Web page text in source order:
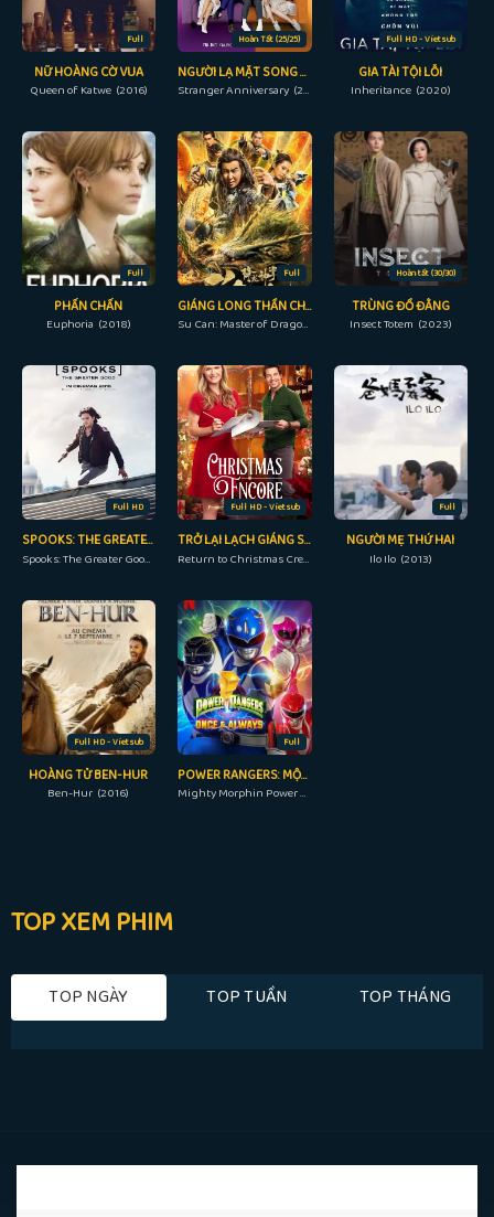
Full
NỮ HOÀNG CỜ VUA
Queen of Katwe (2016)
Hoàn Tất (25/25)
NGƯỜI LẠ MẶT SONG SINH
Stranger Anniversary (2022)
Full HD - Vietsub
GIA TÀI TỘI LỖI
Inheritance (2020)
Full
PHẤN CHẤN
Euphoria (2018)
Full
GIÁNG LONG THẦN CHƯỞNG TÔ KHẤT NHI
Su Can: Master of Dragon-strike Palms (2018)
Hoàn tất (30/30)
TRÙNG ĐỒ ĐẰNG
Insect Totem (2023)
Full HD
SPOOKS: THE GREATER GOOD
Spooks: The Greater Good (2015)
Full HD - Vietsub
TRỞ LẠI LẠCH GIÁNG SINH
Return to Christmas Creek (2018)
Full
NGƯỜI MẸ THỨ HAI
Ilo Ilo (2013)
Full HD - Vietsub
HOÀNG TỬ BEN-HUR
Ben-Hur (2016)
Full
POWER RANGERS: MỘT LẦN VÀ MÃI MÃI
Mighty Morphin Power Rangers: Once & Always (2023)
TOP XEM PHIM
TOP NGÀY TOP TUẦN TOP THÁNG